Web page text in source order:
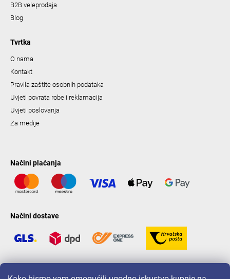
B2B veleprodaja
Blog
Tvrtka
O nama
Kontakt
Pravila zaštite osobnih podataka
Uvjeti povrata robe i reklamacija
Uvjeti poslovanja
Za medije
Načini plaćanja
Načini dostave